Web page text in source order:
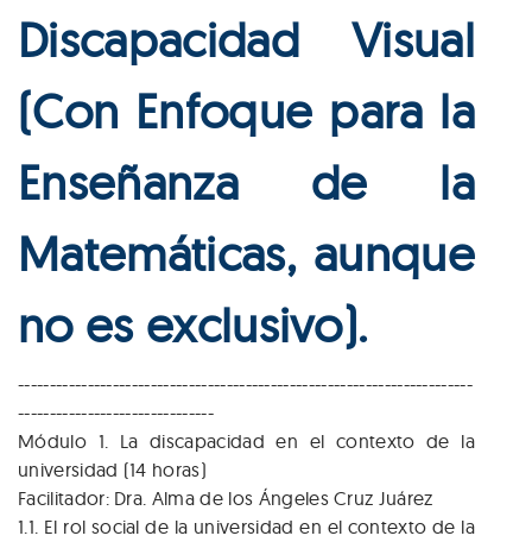
Discapacidad Visual
(Con Enfoque para la
Enseñanza de la
Matemáticas, aunque
no es exclusivo).
------------------------------------------------------------------------
-------------------------------
Módulo 1. La discapacidad en el contexto de la
universidad (14 horas)
Facilitador: Dra. Alma de los Ángeles Cruz Juárez
1.1. El rol social de la universidad en el contexto de la